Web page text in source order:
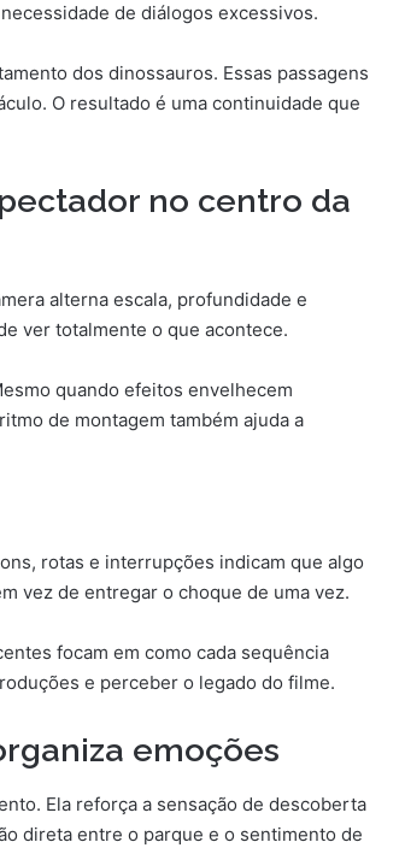
de diálogos excessivos.
dos dinossauros. Essas passagens
O resultado é uma continuidade que
no centro da
alterna escala, profundidade e
ver totalmente o que acontece.
quando efeitos envelhecem
de montagem também ajuda a
rotas e interrupções indicam que algo
vez de entregar o choque de uma vez.
focam em como cada sequência
e perceber o legado do filme.
emoções
Ela reforça a sensação de descoberta
direta entre o parque e o sentimento de